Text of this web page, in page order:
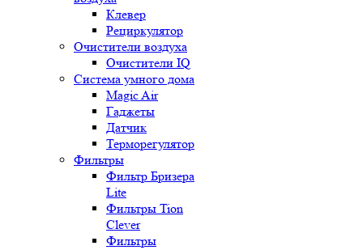
Клевер
Рециркулятор
Очистители воздуха
Очистители IQ
Система умного дома
Magic Air
Гаджеты
Датчик
Терморегулятор
Фильтры
Фильтр Бризера
Lite
Фильтры Tion
Clever
Фильтры